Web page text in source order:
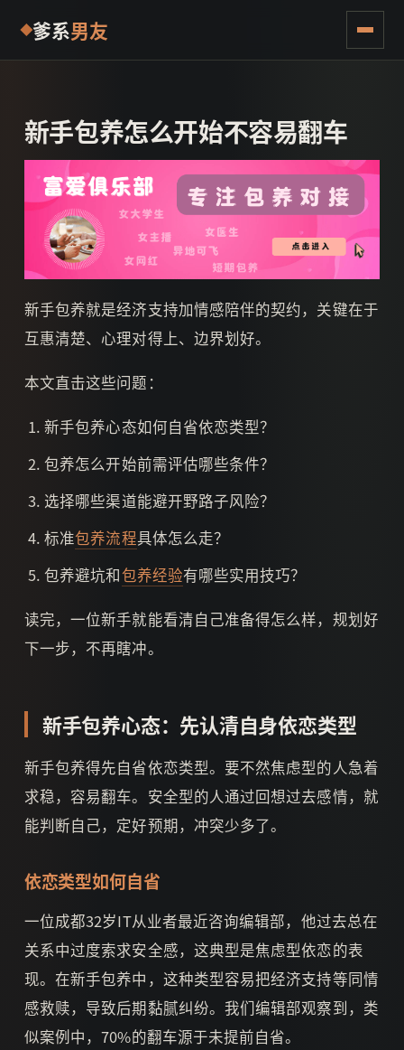
爹系男友
新手包养怎么开始不容易翻车
新手包养就是经济支持加情感陪伴的契约，关键在于
互惠清楚、心理对得上、边界划好。
本文直击这些问题：
新手包养心态如何自省依恋类型？
包养怎么开始前需评估哪些条件？
选择哪些渠道能避开野路子风险？
标准包养流程具体怎么走？
包养避坑和包养经验有哪些实用技巧？
读完，一位新手就能看清自己准备得怎么样，规划好
下一步，不再瞎冲。
新手包养心态：先认清自身依恋类型
新手包养得先自省依恋类型。要不然焦虑型的人急着
求稳，容易翻车。安全型的人通过回想过去感情，就
能判断自己，定好预期，冲突少多了。
依恋类型如何自省
一位成都32岁IT从业者最近咨询编辑部，他过去总在
关系中过度索求安全感，这典型是焦虑型依恋的表
现。在新手包养中，这种类型容易把经济支持等同情
感救赎，导致后期黏腻纠纷。我们编辑部观察到，类
似案例中，70%的翻车源于未提前自省。